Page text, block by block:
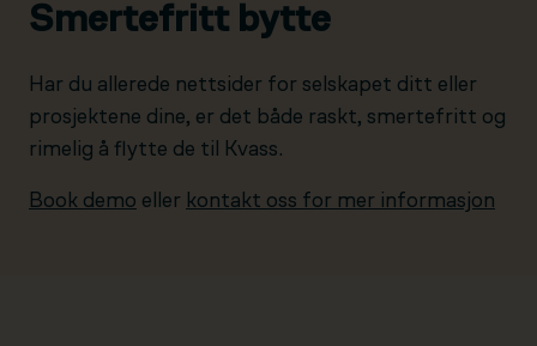
Smertefritt bytte
Har du allerede nettsider for selskapet ditt eller
prosjektene dine, er det både raskt, smertefritt og
rimelig å flytte de til Kvass.
Book demo eller kontakt oss for mer informasjon